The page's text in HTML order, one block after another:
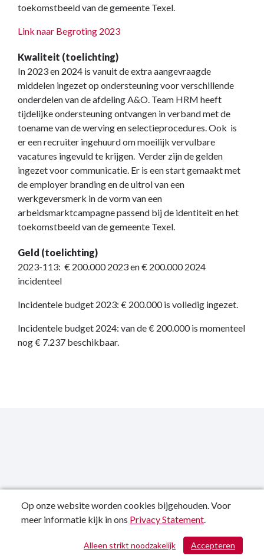
toekomstbeeld van de gemeente Texel.
Link naar Begroting 2023
Kwaliteit (toelichting)
In 2023 en 2024 is vanuit de extra aangevraagde
middelen ingezet op ondersteuning voor verschillende
onderdelen van de afdeling A&O. Team HRM heeft
tijdelijke ondersteuning ontvangen in verband met de
toename van de werving en selectieprocedures. Ook is
er een recruiter ingehuurd om moeilijk vervulbare
vacatures ingevuld te krijgen. Verder zijn de gelden
ingezet voor communicatie. Er is een start gemaakt met
de employer branding en de uitrol van een
werkgeversmerk in de vorm van een
arbeidsmarktcampagne passend bij de identiteit en het
toekomstbeeld van de gemeente Texel.
Geld (toelichting)
2023-113: € 200.000 2023 en € 200.000 2024
incidenteel
Incidentele budget 2023: € 200.000 is volledig ingezet.
Incidentele budget 2024: van de € 200.000 is momenteel
nog € 7.237 beschikbaar.
/ 534
Publicatiedatum: 12-11-2024
Op onze website worden cookies bijgehouden. Voor
meer informatie kijk in ons Privacy Statement.
Accepteren
Alleen strikt noodzakelijk